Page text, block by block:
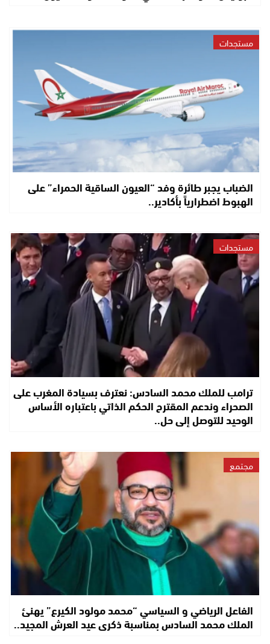
مستجدات
الضباب يجبر طائرة وفد “العيون الساقية الحمراء” على
الهبوط اضطرارياً بأكادير..
مستجدات
ترامب للملك محمد السادس: نعترف بسيادة المغرب على
الصحراء وندعم المقترح الحكم الذاتي باعتباره الأساس
الوحيد للتوصل إلى حل..
مجتمع
الفاعل الرياضي و السياسي “محمد مولود الكيرع” يهنئ
الملك محمد السادس بمناسبة ذكرى عيد العرش المجيد..